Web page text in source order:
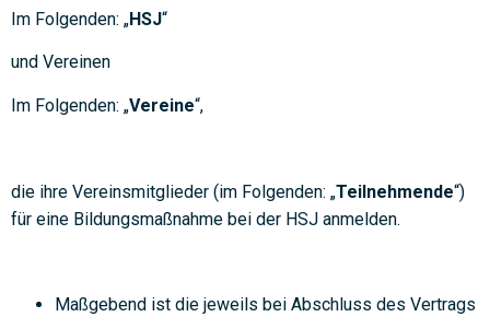
Im Folgenden: „HSJ“
und Vereinen
Im Folgenden: „Vereine“,
die ihre Vereinsmitglieder (im Folgenden: „Teilnehmende“)
für eine Bildungsmaßnahme bei der HSJ anmelden.
Maßgebend ist die jeweils bei Abschluss des Vertrags